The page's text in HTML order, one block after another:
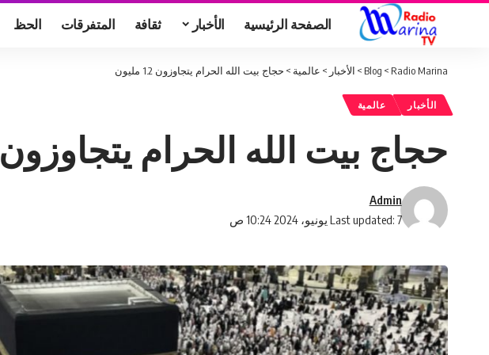
الصفحة الرئيسية الأخبار ثقافة المتفرقات الحظ
Radio Marina
>
Blog
> الأخبار > عالمية > حجاج بيت الله الحرام يتجاوزون 1.2 مليون
الأخبار عالمية
حجاج بيت الله الحرام يتجاوزون 1.2 مليون
Last updated: 7 يونيو، 2024 10:24 ص
Admin